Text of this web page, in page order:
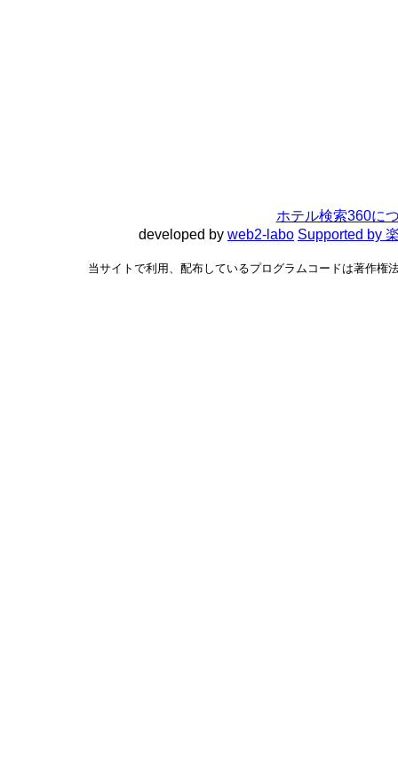
ホテル検索360に
developed by web2-labo Supported by
当サイトで利用、配布しているプログラムコードは著作